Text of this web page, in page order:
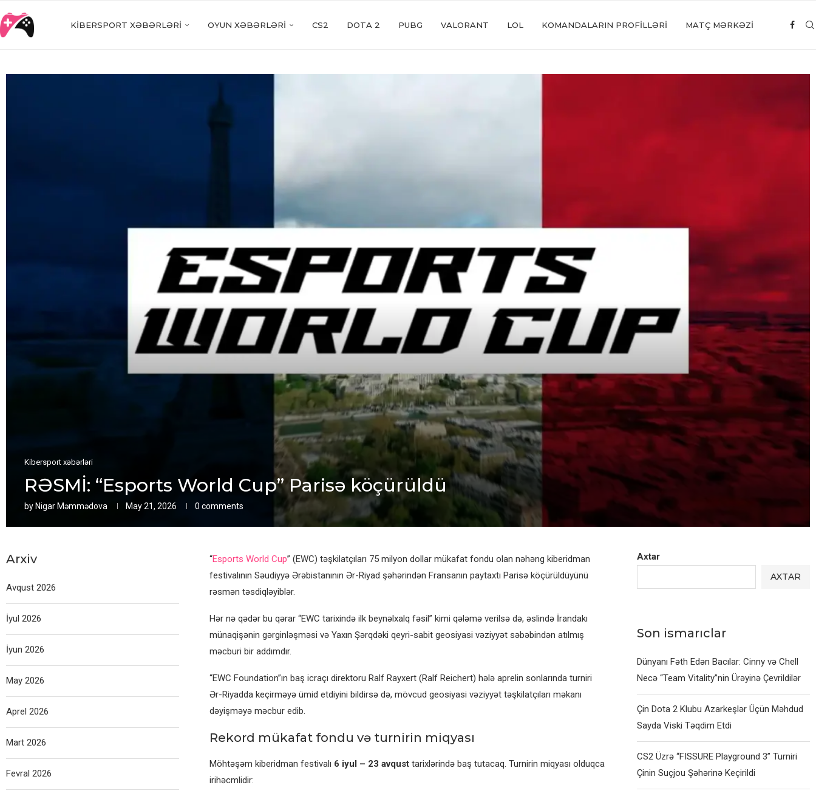
KIBERSPORT XƏBƏRLƏRI OYUN XƏBƏRLƏRI CS2 DOTA 2 PUBG VALORANT LOL KOMANDALARIN PROFILLƏRI MATÇ MƏRKƏZİ
Kibersport xəbərləri
RƏSMİ: “Esports World Cup” Parisə köçürüldü
byNigar Məmmədova May 21, 2026 0 comments
“Esports World Cup” (EWC) təşkilatçıları 75 milyon dollar mükafat fondu olan nəhəng kiberidman
festivalının Səudiyyə Ərəbistanının Ər-Riyad şəhərindən Fransanın paytaxtı Parisə köçürüldüyünü
rəsmən təsdiqləyiblər.
Hər nə qədər bu qərar “EWC tarixində ilk beynəlxalq fəsil” kimi qələmə verilsə də, əslində İrandakı
münaqişənin gərginləşməsi və Yaxın Şərqdəki qeyri-sabit geosiyasi vəziyyət səbəbindən atılmış
məcburi bir addımdır.
“EWC Foundation”ın baş icraçı direktoru Ralf Rayxert (Ralf Reichert) hələ aprelin sonlarında turniri
Ər-Riyadda keçirməyə ümid etdiyini bildirsə də, mövcud geosiyasi vəziyyət təşkilatçıları məkanı
dəyişməyə məcbur edib.
Rekord mükafat fondu və turnirin miqyası
Möhtəşəm kiberidman festivalı 6 iyul – 23 avqusttarixlərində baş tutacaq. Turnirin miqyası olduqca
irihəcmlidir:
Axtar
AXTAR
Son ismarıclar
Dünyanı Fəth Edən Bacılar: Cinny və Chell
Necə “Team Vitality”nin Ürəyinə Çevrildilər
Çin Dota 2 Klubu Azarkeşlər Üçün Məhdud
Sayda Viski Təqdim Etdi
CS2 Üzrə “FISSURE Playground 3” Turniri
Çinin Suçjou Şəhərinə Keçirildi
Arxiv
Avqust 2026
İyul 2026
İyun 2026
May 2026
Aprel 2026
Mart 2026
Fevral 2026